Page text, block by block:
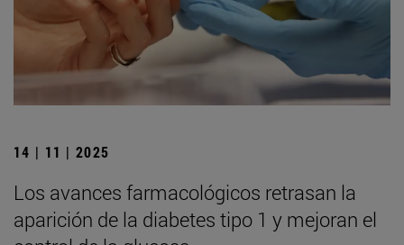
14 | 11 | 2025
Los avances farmacológicos retrasan la
aparición de la diabetes tipo 1 y mejoran el